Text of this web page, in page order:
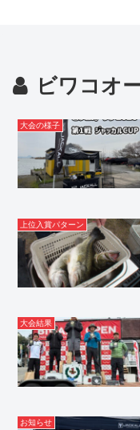
ビワコオ
大会の様子
上位入賞パターン
大会結果
お知らせ